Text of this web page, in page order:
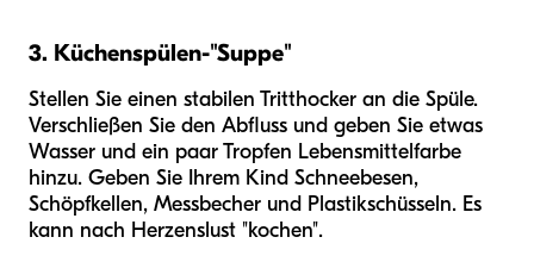
3. Küchenspülen-"Suppe"
Stellen Sie einen stabilen Tritthocker an die Spüle.
Verschließen Sie den Abfluss und geben Sie etwas
Wasser und ein paar Tropfen Lebensmittelfarbe
hinzu. Geben Sie Ihrem Kind Schneebesen,
Schöpfkellen, Messbecher und Plastikschüsseln. Es
kann nach Herzenslust "kochen".